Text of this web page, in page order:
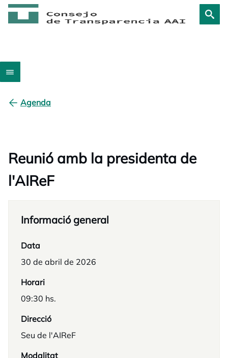
Agenda
Reunió amb la presidenta de
l'AIReF
Informació general
Data
30 de abril de 2026
Horari
09:30 hs.
Direcció
Seu de l'AIReF
Modalitat